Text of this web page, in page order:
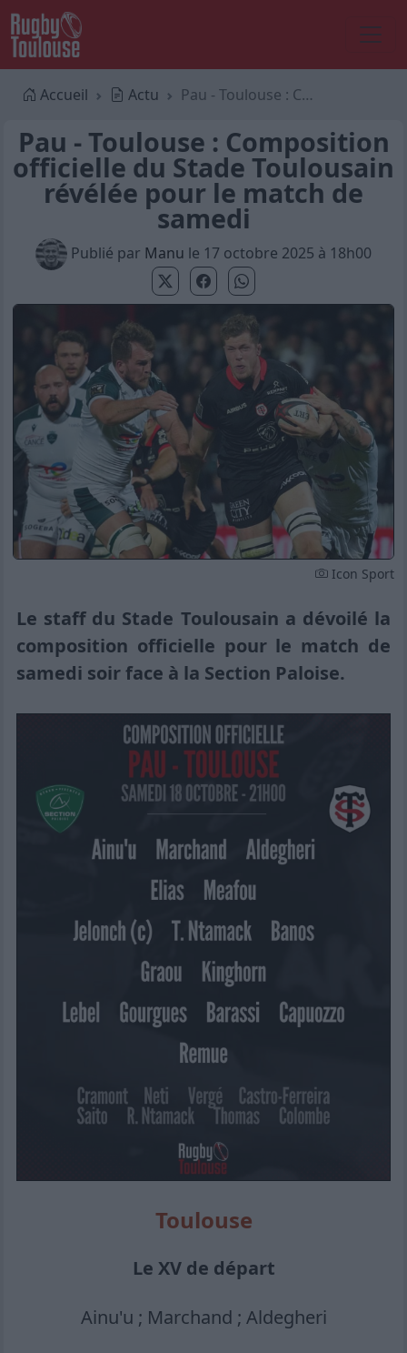
Accueil Actu Pau - Toulouse : Composition officielle du Stade Toulousain révélée pour le match de samedi
Pau - Toulouse : Composition
officielle du Stade Toulousain
révélée pour le match de
samedi
Publié par Manu le 17 octobre 2025 à 18h00
Icon Sport
Le staff du Stade Toulousain a dévoilé la
composition officielle pour le match de
samedi soir face à la Section Paloise.
Toulouse
Le XV de départ
Ainu'u ; Marchand ; Aldegheri